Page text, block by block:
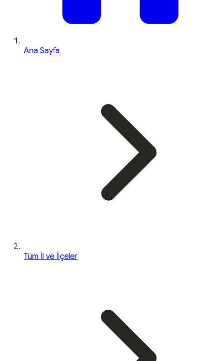
Ana Sayfa
Tüm İl ve İlçeler